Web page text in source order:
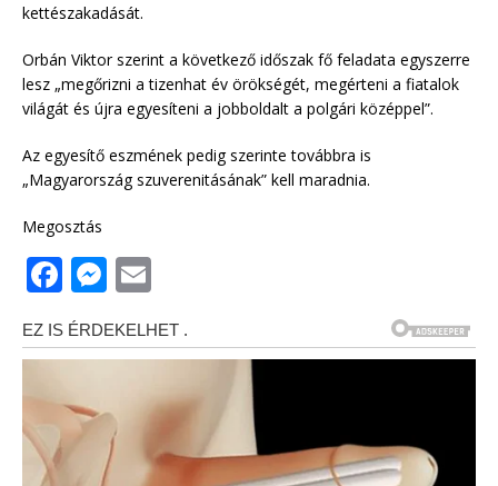
kettészakadását.
Orbán Viktor szerint a következő időszak fő feladata egyszerre
lesz „megőrizni a tizenhat év örökségét, megérteni a fiatalok
világát és újra egyesíteni a jobboldalt a polgári középpel”.
Az egyesítő eszmének pedig szerinte továbbra is
„Magyarország szuverenitásának” kell maradnia.
Megosztás
F
a
c
b
o
M
ss
n
g
ai